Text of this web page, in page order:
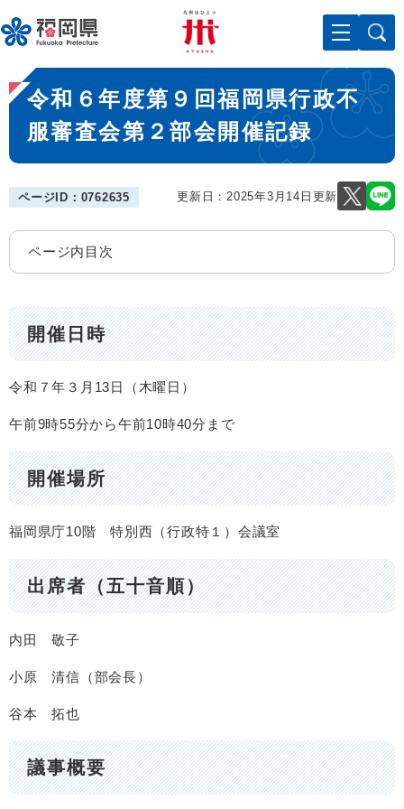
ー
ジ
先
頭
。
メニューを飛ばして本文へ
本
文
令和６年度第９回福岡県行政不
服審査会第２部会開催記録
ページID：0762635 更新日：2025年3月14日更新
ページ内目次
開催日時
令和７年３月13日（木曜日）
午前9時55分から午前10時40分まで
開催場所
福岡県庁10階 特別西（行政特１）会議室
出席者（五十音順）
内田 敬子
小原 清信（部会長）
谷本 拓也
議事概要